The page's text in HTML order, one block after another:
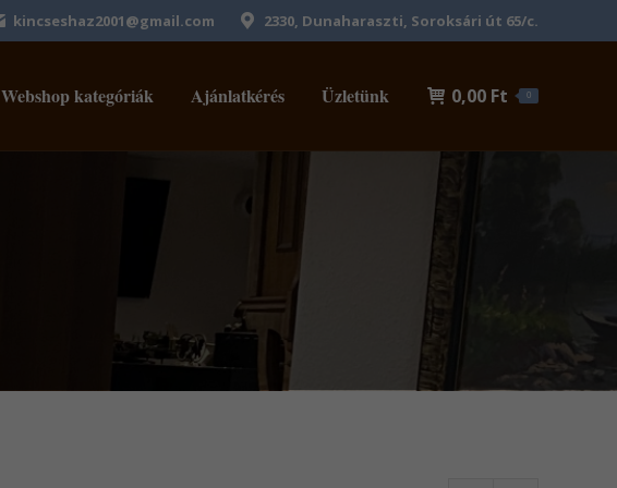
kincseshaz2001@gmail.com 2330, Dunaharaszti, Soroksári út 65/c.
Webshop kategóriák Ajánlatkérés Üzletünk 0,00 Ft 0